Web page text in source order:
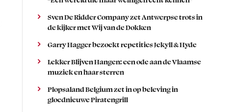
Sven De Ridder Company zet Antwerpse trots in
de kijker met Wij van de Dokken
Garry Hagger bezoekt repetities Jekyll & Hyde
Lekker Blijven Hangen: een ode aan de Vlaamse
muziek en haar sterren
Plopsaland Belgium zet in op beleving in
gloednieuwe Piratengrill